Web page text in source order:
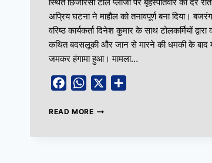
स्थित छिजारसी टोल प्लाजा पर बृहस्पतिवार की देर
अप्रिय घटना ने माहौल को तनावपूर्ण बना दिया।
वरिष्ठ कार्यकर्ता दिनेश कुमार के साथ टोलकर्मियों द्वारा
कथित बदसलूकी और जान से मारने की धमकी के बाद
जमकर हंगामा हुआ। मामला…
FacebookWhatsApp
READ MORE